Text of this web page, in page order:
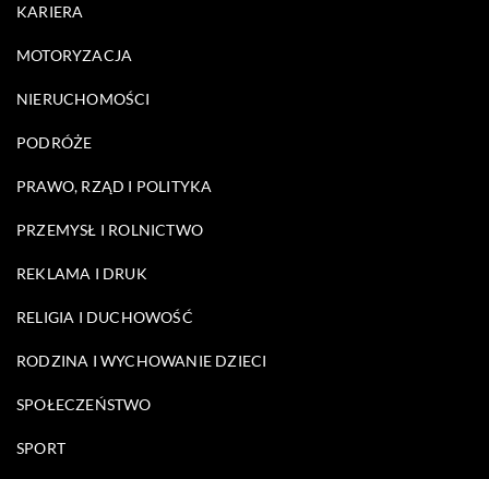
KARIERA
MOTORYZACJA
NIERUCHOMOŚCI
PODRÓŻE
PRAWO, RZĄD I POLITYKA
PRZEMYSŁ I ROLNICTWO
REKLAMA I DRUK
RELIGIA I DUCHOWOŚĆ
RODZINA I WYCHOWANIE DZIECI
SPOŁECZEŃSTWO
SPORT